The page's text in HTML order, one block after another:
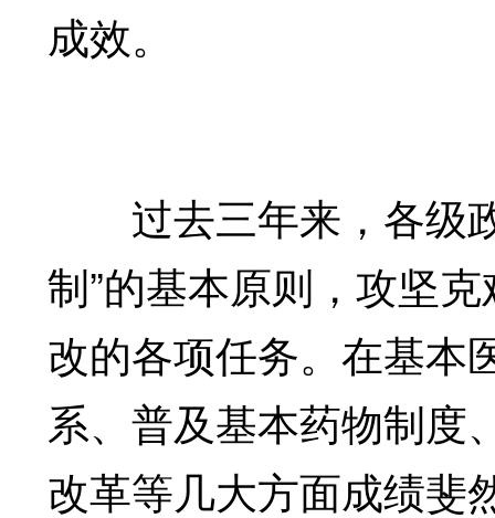
成效。
过去三年来，各级政
制”的基本原则，攻坚
改的各项任务。在基本
系、普及基本药物制度
改革等几大方面成绩斐